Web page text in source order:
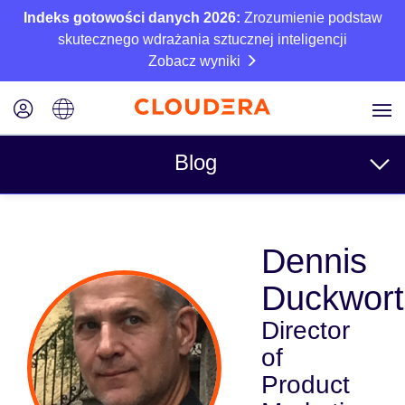
Indeks gotowości danych 2026: Zrozumienie podstaw
skutecznego wdrażania sztucznej inteligencji
Zobacz wyniki
Blog
Business
Techniczne
Partnerzy
Kultura
Dennis
Director
of
Product